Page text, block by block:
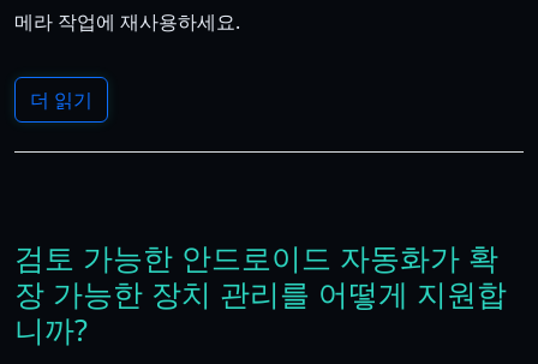
메라 작업에 재사용하세요.
더 읽기
검토 가능한 안드로이드 자동화가 확
장 가능한 장치 관리를 어떻게 지원합
니까?